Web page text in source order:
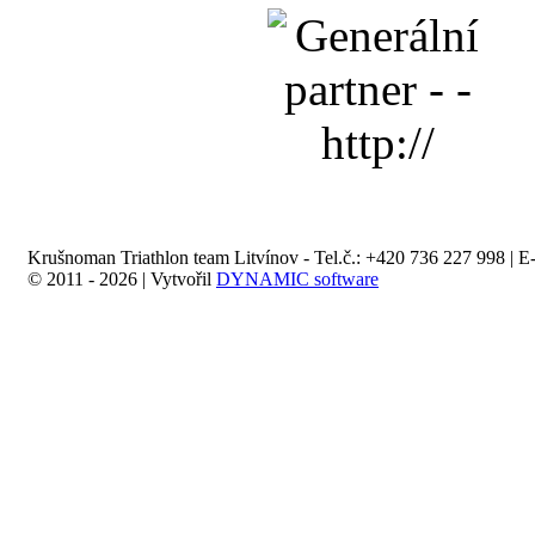
Krušnoman Triathlon team Litvínov - Tel.č.: +420 736 227 998 |
© 2011 - 2026 | Vytvořil DYNAMIC software